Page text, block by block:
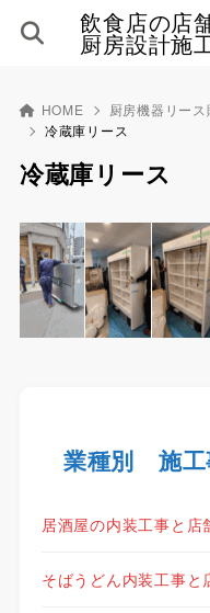
飲食店の店
厨房設計施
HOME 厨房機器リース
冷蔵庫リース
冷蔵庫リース
業種別 施工
居酒屋の内装工事と店
そばうどん内装工事と